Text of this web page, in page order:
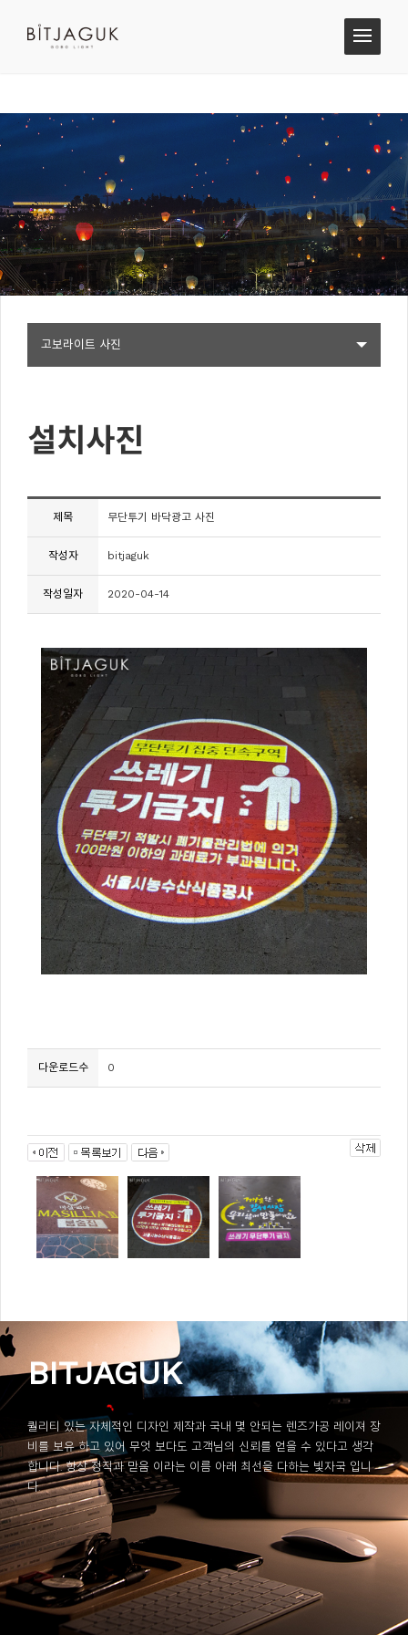
고보라이트 사진
설치사진
제목 무단투기 바닥광고 사진
작성자 bitjaguk
작성일자 2020-04-14
다운로드수 0
BITJAGUK
퀄리티 있는 자체적인 디자인 제작과 국내 몇 안되는 렌즈가공 레이져 장
비를 보유 하고 있어 무엇 보다도 고객님의 신뢰를 얻을 수 있다고 생각
합니다. 항상 정직과 믿음 이라는 이름 아래 최선을 다하는 빛자국 입니
다.